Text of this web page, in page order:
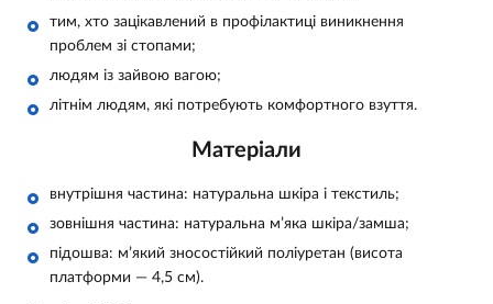
тим, хто зацікавлений в профілактиці виникнення
проблем зі стопами;
людям із зайвою вагою;
літнім людям, які потребують комфортного взуття.
Матеріали
внутрішня частина: натуральна шкіра і текстиль;
зовнішня частина: натуральна м’яка шкіра/замша;
підошва: м’який зносостійкий поліуретан (висота
платформи — 4,5 см).